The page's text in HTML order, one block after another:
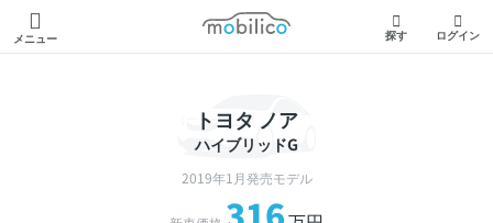
メニュー
モビリコ
探す ログイン
トヨタ ノア
ハイブリッドG
2019年1月発売モデル